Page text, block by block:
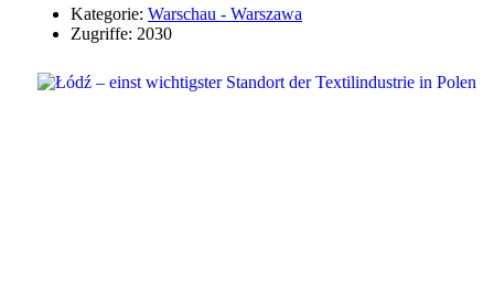
Kategorie: Warschau - Warszawa
Zugriffe: 2030